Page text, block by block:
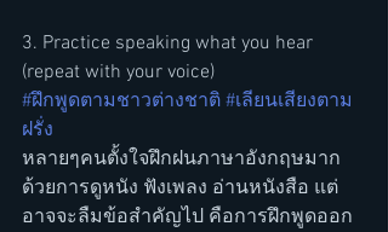
3. Practice speaking what you hear
(repeat with your voice)
#ฝึกพูดตามชาวต่างชาติ #เลียนเสียงตาม
ฝรั่ง
หลายๆคนตั้งใจฝึกฝนภาษาอังกฤษมาก
ด้วยการดูหนัง ฟังเพลง อ่านหนังสือ แต่
อาจจะลืมข้อสำคัญไป คือการฝึกพูดออก